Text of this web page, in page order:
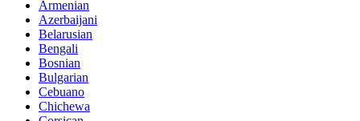
Armenian
Azerbaijani
Belarusian
Bengali
Bosnian
Bulgarian
Cebuano
Chichewa